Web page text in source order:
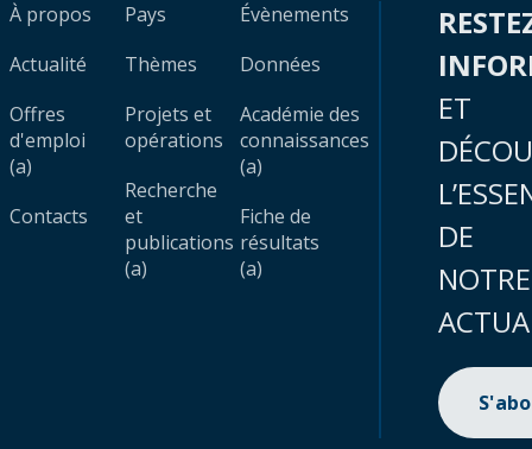
À propos
Actualité
Offres
d'emploi
(a)
Contacts
Pays
Thèmes
Projets et
opérations
Recherche
et
publications
(a)
Évènements
Données
Académie des
connaissances
(a)
Fiche de
résultats
(a)
ET
DE
NOTRE